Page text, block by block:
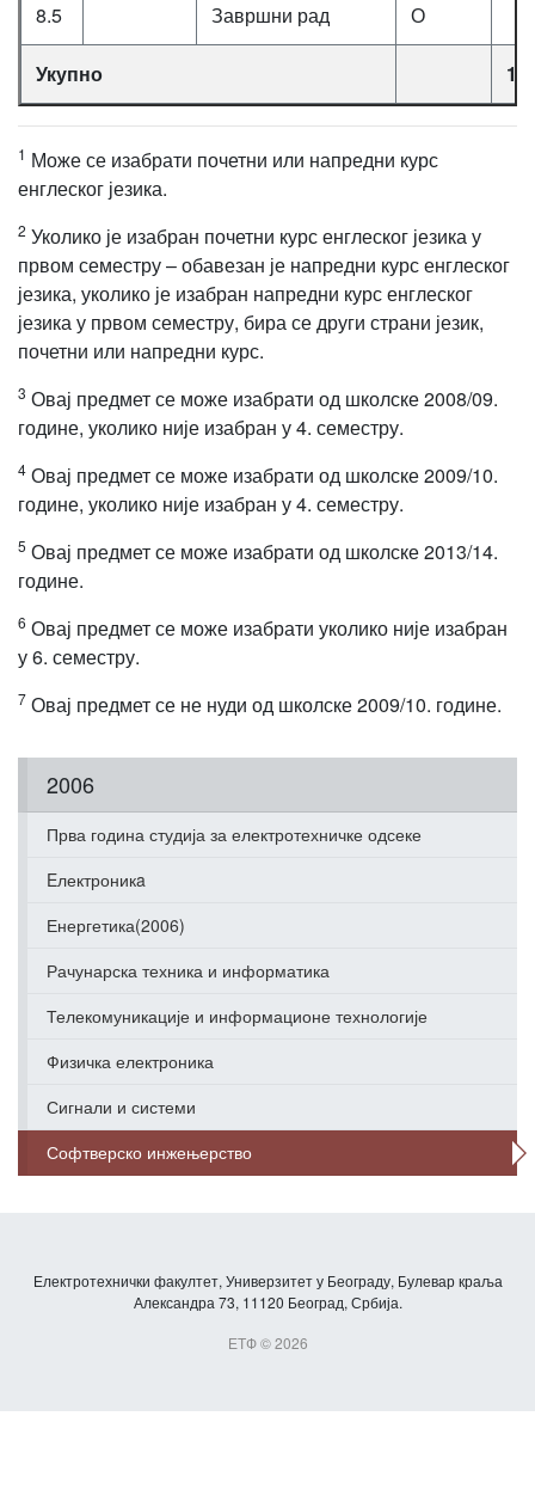
2006
Прва година студија за електротехничке одсеке
Eлектроникa
Енергетика(2006)
Рачунарска техника и информатика
Телекомуникације и информационе технологије
Физичка електроника
Сигнали и системи
Софтверско инжењерство
8.5 Завршни рад О
Укупно 15
1 Може се изабрати почетни или напредни курс
енглеског језика.
2 Уколико је изабран почетни курс енглеског језика у
првом семестру – обавезан је напредни курс енглеског
језика, уколико је изабран напредни курс енглеског
језика у првом семестру, бира се други страни језик,
почетни или напредни курс.
3 Овај предмет се може изабрати од школске 2008/09.
године, уколико није изабран у 4. семестру.
4 Овај предмет се може изабрати од школске 2009/10.
године, уколико није изабран у 4. семестру.
5 Овај предмет се може изабрати од школске 2013/14.
године.
6 Овај предмет се може изабрати уколико није изабран
у 6. семестру.
7 Овај предмет се не нуди од школске 2009/10. године.
Електротехнички факултет, Универзитет у Београду, Булевар краља
Александра 73, 11120 Београд, Србија.
ЕТФ © 2026